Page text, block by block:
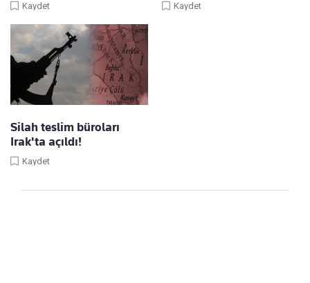
Kaydet Kaydet
Silah teslim büroları
Irak'ta açıldı!
Kaydet